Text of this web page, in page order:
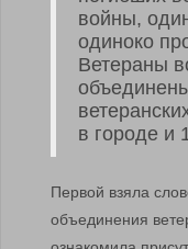
войны,
одиноко
Ветераны
в городе и
Первой взяла
объединения